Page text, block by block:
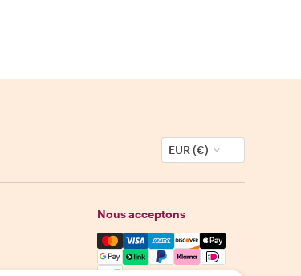
EUR (€)
Nous acceptons
Mastercard, Visa, Amex,